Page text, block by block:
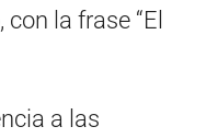
la frase “El
a las